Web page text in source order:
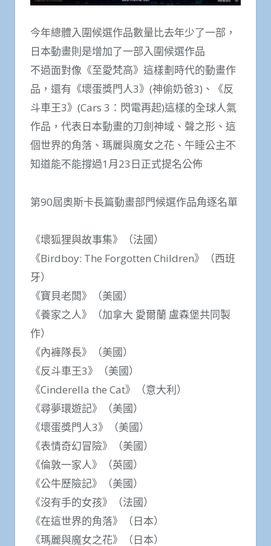
今年總體入圍候選作品數量比去年少了一部，
日本動畫則是增加了一部入圍候選作品
不過面對像《至愛梵高》這樣劃時代的動畫作
品，還有《壞蛋獎門人3》(神偷奶爸3)、《反
斗車王3》(Cars 3：閃電再起)這樣的全球人氣
作品，代表日本動畫的刀劍神域、聲之形、這
個世界的角落、瑪麗與魔女之花、午睡公主不
知道能不能撐過1月23日正式提名公佈
第90屆奧斯卡長篇動畫部門候選作品角逐名單
《壞狐狸與故事集》（法國）
《Birdboy: The Forgotten Children》（西班
牙）
《寶貝老闆》（美國）
《養家之人》（加拿大 愛爾蘭 盧森堡共同製
作）
《內褲隊長》（美國）
《反斗車王3》（美國）
《Cinderella the Cat》（意大利）
《尋夢環遊記》（美國）
《壞蛋獎門人3》（美國）
《表情奇幻冒險》（美國）
《倫敦一家人》（英國）
《公牛歷險記》（美國）
《沒有手的女孩》（法國）
《在這世界的角落》（日本）
《瑪麗與魔女之花》（日本）